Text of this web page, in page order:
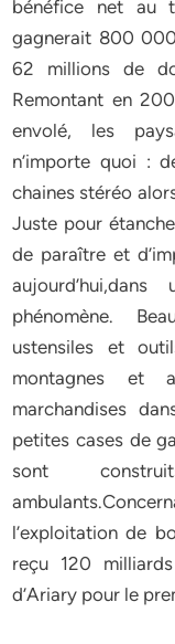
bénéfice net au
gagnerait 800
62 millions de
Remontant en
envolé, les
n’importe quoi :
chaines stéréo
Juste pour
de paraître et
phénomène.
ustensiles et
montagnes et
marchandises
petites cases de
sont
l’exploitation de
reçu 120
d’Ariary pour le